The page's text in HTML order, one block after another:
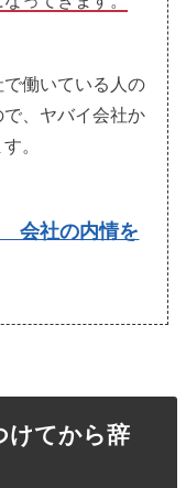
働いている人の
で、ヤバイ会社か
。
会社の内情を
けてから辞